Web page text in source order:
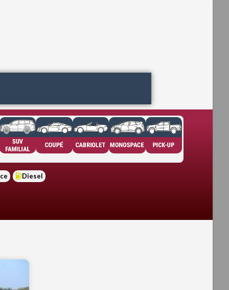
Diesel